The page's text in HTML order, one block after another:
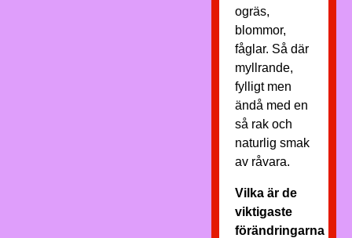
ogräs,
blommor,
fåglar. Så där
myllrande,
fylligt men
ändå med en
så rak och
naturlig smak
av råvara.
Vilka är de
viktigaste
förändringarna